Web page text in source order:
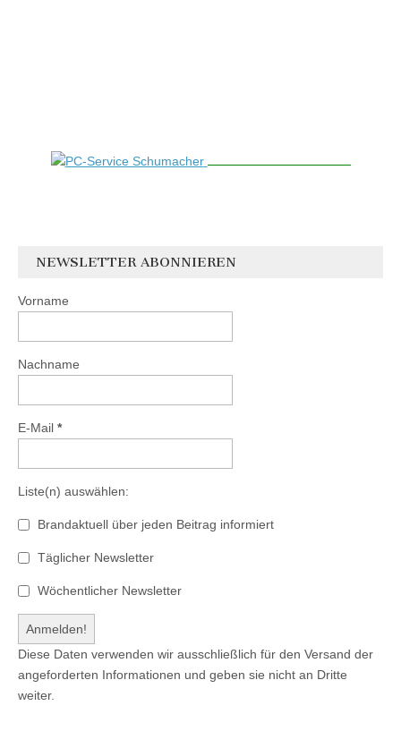
NEWSLETTER ABONNIEREN
Vorname
Nachname
E-Mail *
Liste(n) auswählen:
Brandaktuell über jeden Beitrag informiert
Täglicher Newsletter
Wöchentlicher Newsletter
Diese Daten verwenden wir ausschließlich für den Versand der
angeforderten Informationen und geben sie nicht an Dritte
weiter.